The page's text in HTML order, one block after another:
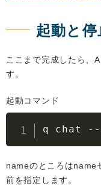
起動と停
ここまで完成したら、
す。
起動コマンド
q chat --
nameのところはname
前を指定します。